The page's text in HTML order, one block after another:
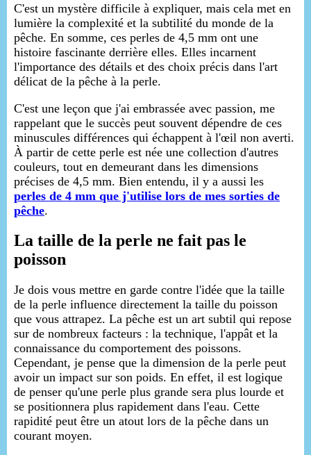
C'est un mystère difficile à expliquer, mais cela met en
lumière la complexité et la subtilité du monde de la
pêche. En somme, ces perles de 4,5 mm ont une
histoire fascinante derrière elles. Elles incarnent
l'importance des détails et des choix précis dans l'art
délicat de la pêche à la perle.
C'est une leçon que j'ai embrassée avec passion, me
rappelant que le succès peut souvent dépendre de ces
minuscules différences qui échappent à l'œil non averti.
À partir de cette perle est née une collection d'autres
couleurs, tout en demeurant dans les dimensions
précises de 4,5 mm. Bien entendu, il y a aussi les
perles de 4 mm que j'utilise lors de mes sorties de
pêche.
La taille de la perle ne fait pas le
poisson
Je dois vous mettre en garde contre l'idée que la taille
de la perle influence directement la taille du poisson
que vous attrapez. La pêche est un art subtil qui repose
sur de nombreux facteurs : la technique, l'appât et la
connaissance du comportement des poissons.
Cependant, je pense que la dimension de la perle peut
avoir un impact sur son poids. En effet, il est logique
de penser qu'une perle plus grande sera plus lourde et
se positionnera plus rapidement dans l'eau. Cette
rapidité peut être un atout lors de la pêche dans un
courant moyen.